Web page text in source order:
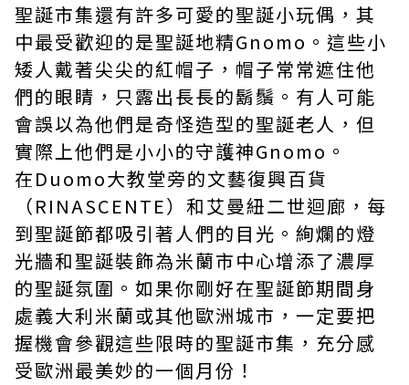
聖誕市集還有許多可愛的聖誕小玩偶，其
中最受歡迎的是聖誕地精Gnomo。這些小
矮人戴著尖尖的紅帽子，帽子常常遮住他
們的眼睛，只露出長長的鬍鬚。有人可能
會誤以為他們是奇怪造型的聖誕老人，但
實際上他們是小小的守護神Gnomo。
在Duomo大教堂旁的文藝復興百貨
（RINASCENTE）和艾曼紐二世迴廊，每
到聖誕節都吸引著人們的目光。絢爛的燈
光牆和聖誕裝飾為米蘭市中心增添了濃厚
的聖誕氛圍。如果你剛好在聖誕節期間身
處義大利米蘭或其他歐洲城市，一定要把
握機會參觀這些限時的聖誕市集，充分感
受歐洲最美妙的一個月份！